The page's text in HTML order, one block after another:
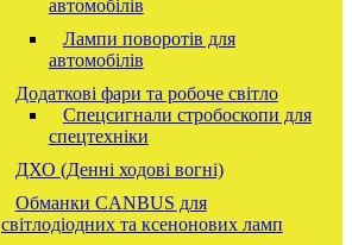
автомобілів
Лампи поворотів для
автомобілів
Додаткові фари та робоче світло
Спецсигнали стробоскопи для
спецтехніки
ДХО (Денні ходові вогні)
Обманки CANBUS для
світлодіодних та ксенонових ламп